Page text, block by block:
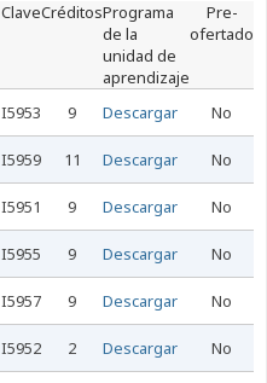
ClaveCréditosPrograma
de la
unidad de
aprendizaje
Pre-
ofertado
I5953 9 Descargar No
I5959 11 Descargar No
I5951 9 Descargar No
I5955 9 Descargar No
I5957 9 Descargar No
I5952 2 Descargar No